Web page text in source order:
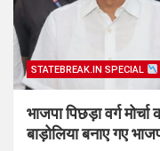
STATEBREAK.IN SPECIAL
भाजपा पिछड़ा वर्ग
बाड़ोलिया बनाए गए